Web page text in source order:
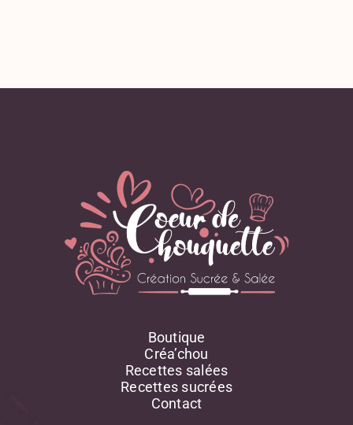
Boutique
Créa’chou
Recettes salées
Recettes sucrées
Contact